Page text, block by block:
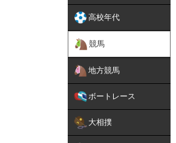
高校年代
競馬
地方競馬
ボートレース
大相撲